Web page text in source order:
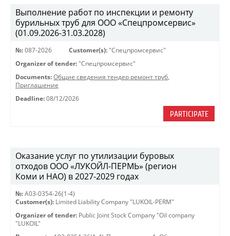
Выполнение работ по инспекции и ремонту
бурильных труб для ООО «Спецпромсервис»
(01.09.2026-31.03.2028)
№: 087-2026 Customer(s): "Спецпромсервис"
Organizer of tender: "Спецпромсервис"
Documents: Общие сведения тендер ремонт труб,
Приглашение
Deadline: 08/12/2026
PARTICIPATE
Оказание услуг по утилизации буровых
отходов ООО «ЛУКОЙЛ-ПЕРМЬ» (регион
Коми и НАО) в 2027-2029 годах
№: A03-0354-26(1-4)
Customer(s): Limited Liability Company "LUKOIL-PERM"
Organizer of tender: Public Joint Stock Company "Oil company
"LUKOIL"